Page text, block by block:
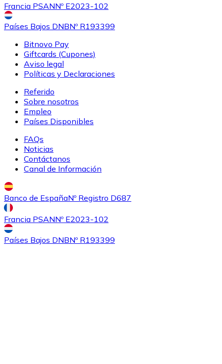
ComprarTezoscon transferencia bancaria
XTZ
SUSHI
Francia PSANNº E2023-102
Países Bajos DNBNº R193399
Bitnovo Pay
Giftcards (Cupones)
Aviso legal
Políticas y Declaraciones
Referido
Sobre nosotros
Empleo
Países Disponibles
FAQs
Noticias
Contáctanos
Canal de Información
Banco de EspañaNº Registro D687
Francia PSANNº E2023-102
Países Bajos DNBNº R193399